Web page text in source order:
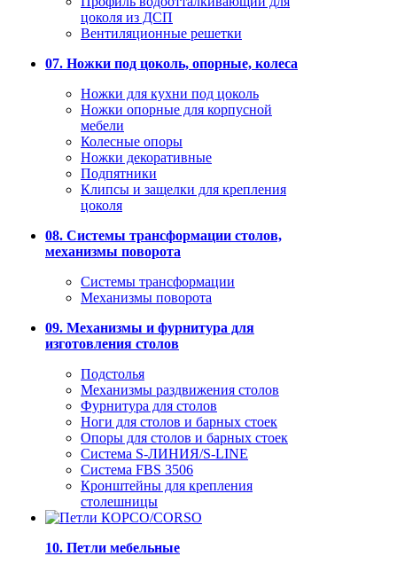
цоколя из ДСП
Вентиляционные решетки
07. Ножки под цоколь, опорные, колеса
Ножки для кухни под цоколь
Ножки опорные для корпусной
мебели
Колесные опоры
Ножки декоративные
Подпятники
Клипсы и защелки для крепления
цоколя
08. Системы трансформации столов,
механизмы поворота
Системы трансформации
Механизмы поворота
09. Механизмы и фурнитура для
изготовления столов
Подстолья
Механизмы раздвижения столов
Фурнитура для столов
Ноги для столов и барных стоек
Опоры для столов и барных стоек
Система S-ЛИНИЯ/S-LINE
Система FBS 3506
Кронштейны для крепления
столешницы
10. Петли мебельные